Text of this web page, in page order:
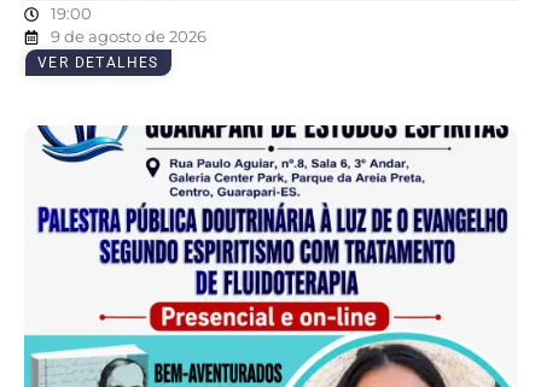
19:00
9 de agosto de 2026
VER DETALHES